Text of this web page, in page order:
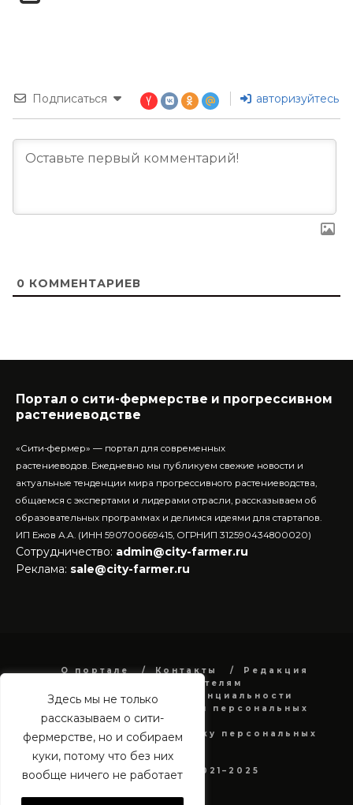
Здесь мы не только
рассказываем о сити-
фермерстве, но и собираем
куки, потому что без них
вообще ничего не работает
Подписаться авторизуйтесь
0 КОММЕНТАРИЕВ
Портал о сити-фермерстве и прогрессивном
растениеводстве
«Сити-фермер» — портал для современных
растениеводов. Ежедневно мы публикуем свежие новости и
актуальные тенденции мира прогрессивного растениеводства,
общаемся с экспертами и лидерами отрасли, рассказываем об
образовательных программах и делимся идеями для стартапов.
ИП Ежов А.А. (ИНН 590700669415, ОГРНИП 312590434800020)
Сотрудничество: admin@city-farmer.ru
Реклама: sale@city-farmer.ru
О портале Контакты
Редакция
Рекламодателям
Политика конфиденциальности
в отношении обработки персональных
данных
Согласие на обработку персональных
данных
city-farmer.ru 2021–2025